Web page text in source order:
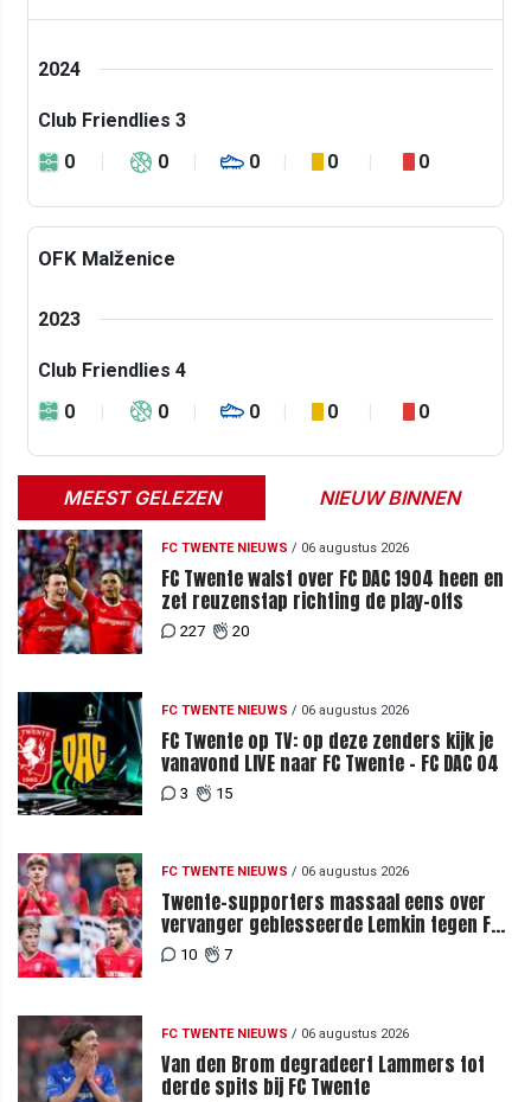
2024
Club Friendlies 3
0
0 0 0 0
OFK Malženice
2023
Club Friendlies 4
0
0 0 0 0
MEEST GELEZEN NIEUW BINNEN
FC TWENTE NIEUWS / 06 augustus 2026
FC Twente walst over FC DAC 1904 heen en
zet reuzenstap richting de play-offs
227 20
FC TWENTE NIEUWS / 06 augustus 2026
FC Twente op TV: op deze zenders kijk je
vanavond LIVE naar FC Twente - FC DAC 04
3 15
FC TWENTE NIEUWS / 06 augustus 2026
Twente-supporters massaal eens over
vervanger geblesseerde Lemkin tegen FC
DAC 04
10 7
FC TWENTE NIEUWS / 06 augustus 2026
Van den Brom degradeert Lammers tot
derde spits bij FC Twente